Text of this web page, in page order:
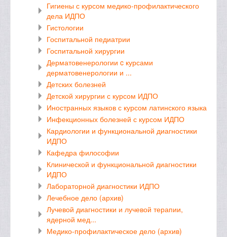
Гигиены с курсом медико-профилактического
дела ИДПО
Гистологии
Госпитальной педиатрии
Госпитальной хирургии
Дерматовенерологии c курсами
дерматовенерологии и ...
Детских болезней
Детской хирургии с курсом ИДПО
Иностранных языков с курсом латинского языка
Инфекционных болезней с курсом ИДПО
Кардиологии и функциональной диагностики
ИДПО
Кафедра философии
Клинической и функциональной диагностики
ИДПО
Лабораторной диагностики ИДПО
Лечебное дело (архив)
Лучевой диагностики и лучевой терапии,
ядерной мед...
Медико-профилактическое дело (архив)